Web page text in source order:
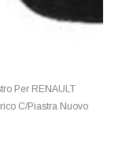
Per RENAULT
C/Piastra Nuovo